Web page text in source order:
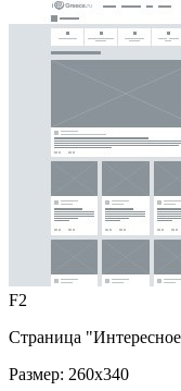
F2
Страница
Размер: 260x340